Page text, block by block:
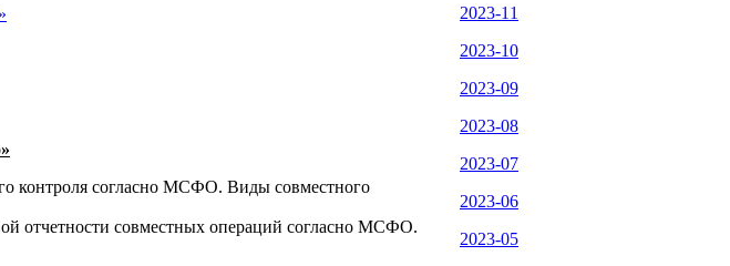
контроля согласно МСФО. Виды совместного
отчетности совместных операций согласно МСФО.
2023-11
2023-10
2023-09
2023-08
2023-07
2023-06
2023-05